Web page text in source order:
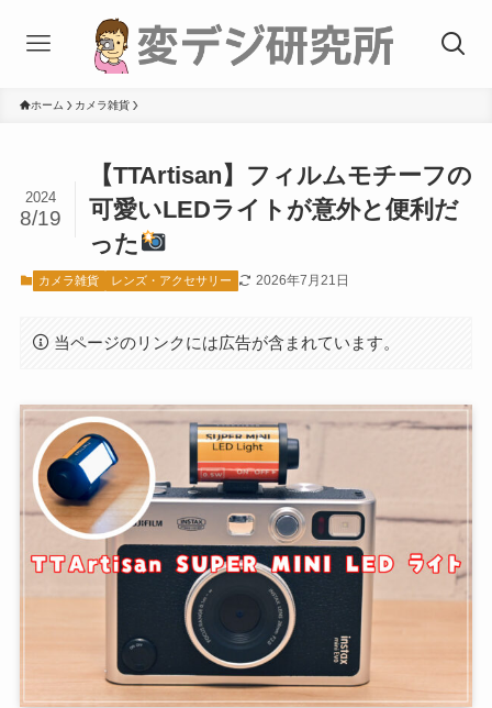
ホーム カメラ雑貨
【TTArtisan】フィルムモチーフの
可愛いLEDライトが意外と便利だ
った
2024
8/19
カメラ雑貨 レンズ・アクセサリー 2026年7月21日
当ページのリンクには広告が含まれています。